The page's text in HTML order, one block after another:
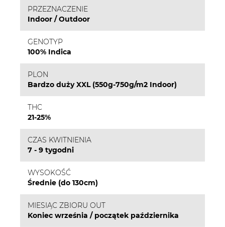
PRZEZNACZENIE
Indoor / Outdoor
GENOTYP
100% Indica
PLON
Bardzo duży XXL (550g-750g/m2 Indoor)
THC
21-25%
CZAS KWITNIENIA
7 - 9 tygodni
WYSOKOŚĆ
Średnie (do 130cm)
MIESIĄC ZBIORU OUT
Koniec września / początek października